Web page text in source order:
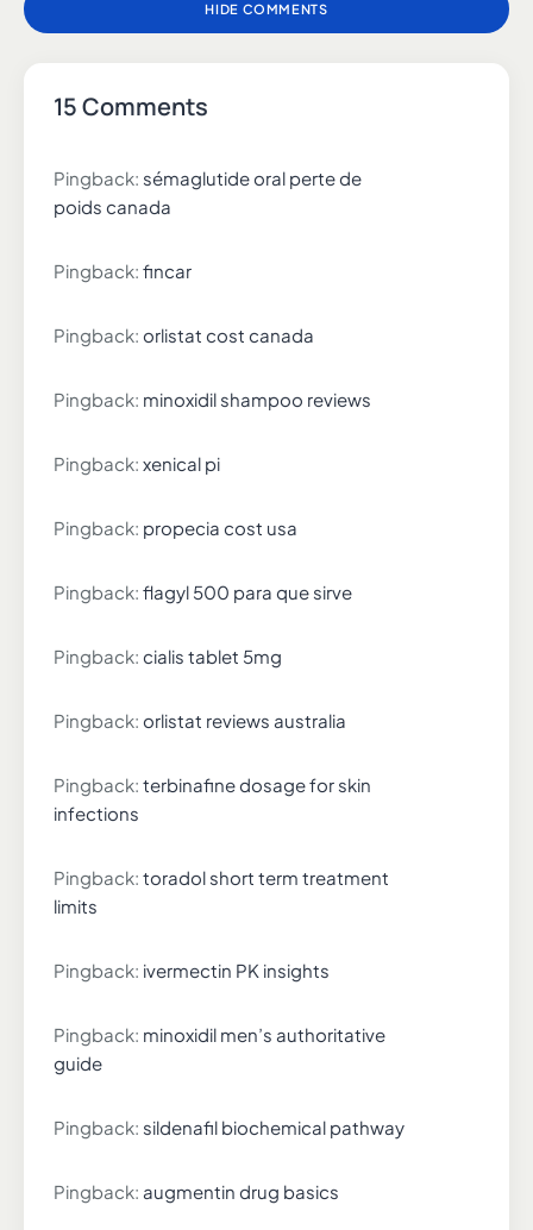
HIDE COMMENTS
15 Comments
Pingback: sémaglutide oral perte de
poids canada
Pingback: fincar
Pingback: orlistat cost canada
Pingback: minoxidil shampoo reviews
Pingback: xenical pi
Pingback: propecia cost usa
Pingback: flagyl 500 para que sirve
Pingback: cialis tablet 5mg
Pingback: orlistat reviews australia
Pingback: terbinafine dosage for skin
infections
Pingback: toradol short term treatment
limits
Pingback: ivermectin PK insights
Pingback: minoxidil men’s authoritative
guide
Pingback: sildenafil biochemical pathway
Pingback: augmentin drug basics